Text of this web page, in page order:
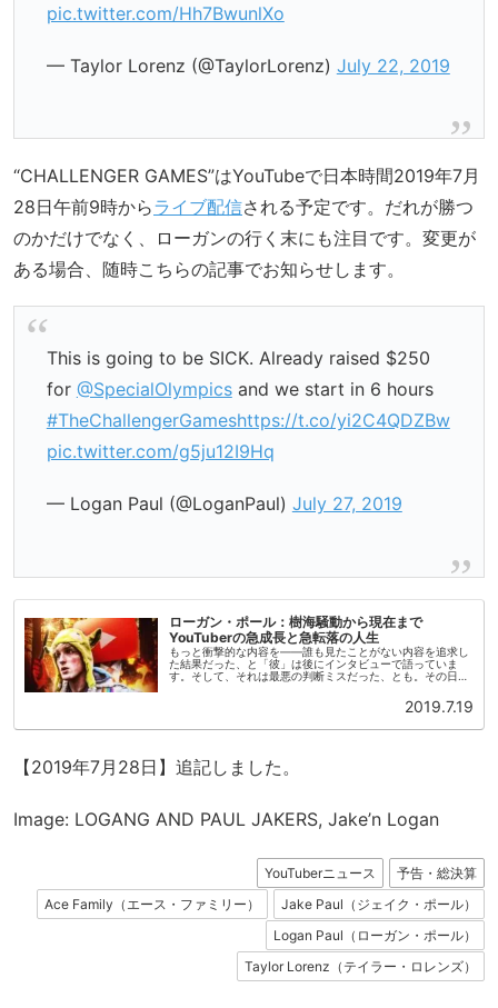
pic.twitter.com/Hh7BwunlXo
— Taylor Lorenz (@TaylorLorenz) July 22, 2019
“CHALLENGER GAMES”はYouTubeで日本時間2019年7月
28日午前9時からライブ配信される予定です。だれが勝つ
のかだけでなく、ローガンの行く末にも注目です。変更が
ある場合、随時こちらの記事でお知らせします。
This is going to be SICK. Already raised $250
for @SpecialOlympicsand we start in 6 hours
#TheChallengerGameshttps://t.co/yi2C4QDZBw
pic.twitter.com/g5ju12I9Hq
— Logan Paul (@LoganPaul) July 27, 2019
ローガン・ポール：樹海騒動から現在まで
YouTuberの急成長と急転落の人生
もっと衝撃的な内容を——誰も見たことがない内容を追求し
た結果だった、と「彼」は後にインタビューで語っていま
す。そして、それは最悪の判断ミスだった、とも。その日、
2019.7.19
【2019年7月28日】追記しました。
Image: LOGANG AND PAUL JAKERS, Jake’n Logan
YouTuberニュース
予告・総決算
Ace Family（エース・ファミリー）
Jake Paul（ジェイク・ポール）
Logan Paul（ローガン・ポール）
Taylor Lorenz（テイラー・ロレンズ）